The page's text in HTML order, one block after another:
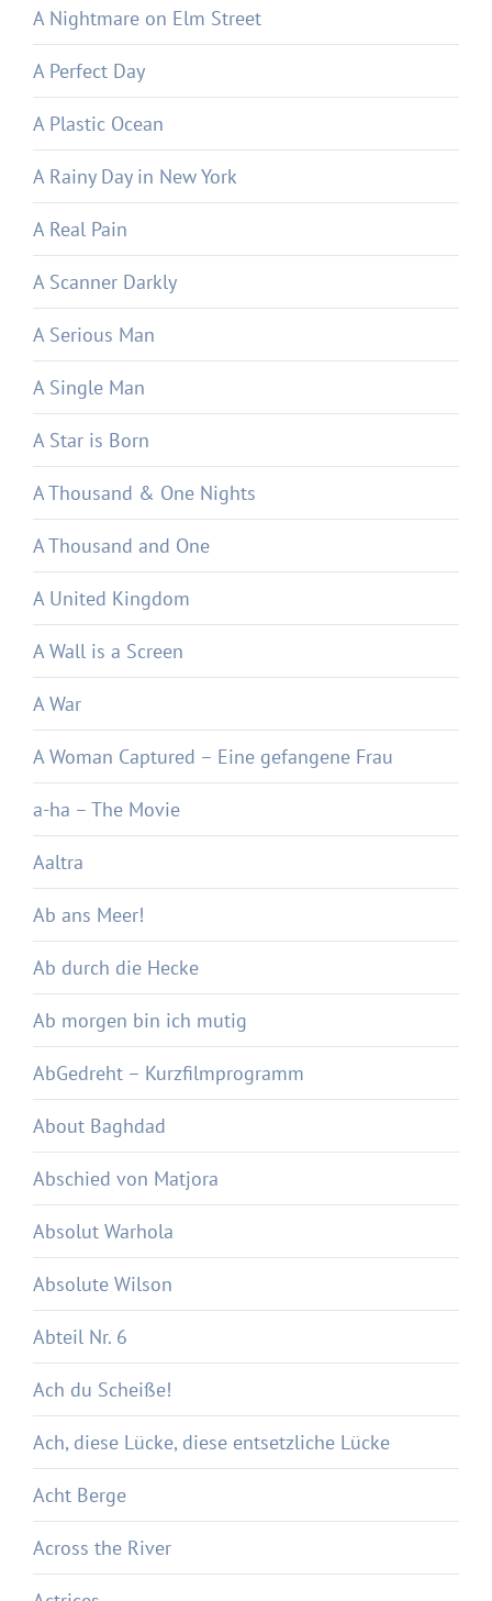
A Nightmare on Elm Street
A Perfect Day
A Plastic Ocean
A Rainy Day in New York
A Real Pain
A Scanner Darkly
A Serious Man
A Single Man
A Star is Born
A Thousand & One Nights
A Thousand and One
A United Kingdom
A Wall is a Screen
A War
A Woman Captured – Eine gefangene Frau
a-ha – The Movie
Aaltra
Ab ans Meer!
Ab durch die Hecke
Ab morgen bin ich mutig
AbGedreht – Kurzfilmprogramm
About Baghdad
Abschied von Matjora
Absolut Warhola
Absolute Wilson
Abteil Nr. 6
Ach du Scheiße!
Ach, diese Lücke, diese entsetzliche Lücke
Acht Berge
Across the River